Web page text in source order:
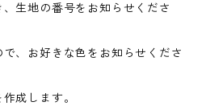
生地の番号をお知らせくださ
、お好きな色をお知らせくださ
成します。